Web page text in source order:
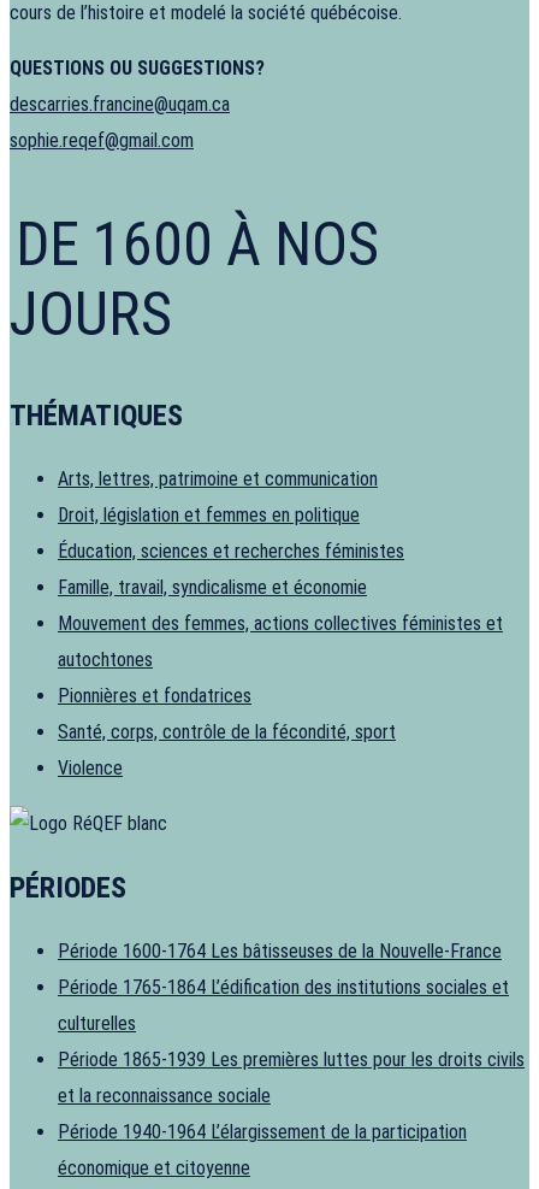
cours de l’histoire et modelé la société québécoise.
QUESTIONS OU SUGGESTIONS?
descarries.francine@uqam.ca
sophie.reqef@gmail.com
DE 1600 À NOS
JOURS
THÉMATIQUES
Arts, lettres, patrimoine et communication
Droit, législation et femmes en politique
Éducation, sciences et recherches féministes
Famille, travail, syndicalisme et économie
Mouvement des femmes, actions collectives féministes et
autochtones
Pionnières et fondatrices
Santé, corps, contrôle de la fécondité, sport
Violence
PÉRIODES
Période 1600-1764 Les bâtisseuses de la Nouvelle-France
Période 1765-1864 L’édification des institutions sociales et
culturelles
Période 1865-1939 Les premières luttes pour les droits civils
et la reconnaissance sociale
Période 1940-1964 L’élargissement de la participation
économique et citoyenne